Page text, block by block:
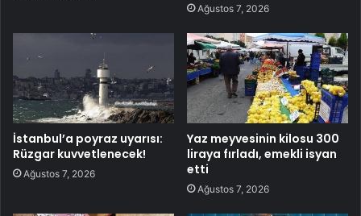
Ağustos 7, 2026
İstanbul’a poyraz uyarısı:
Rüzgar kuvvetlenecek!
Ağustos 7, 2026
Yaz meyvesinin kilosu 300
liraya fırladı, emekli isyan
etti
Ağustos 7, 2026